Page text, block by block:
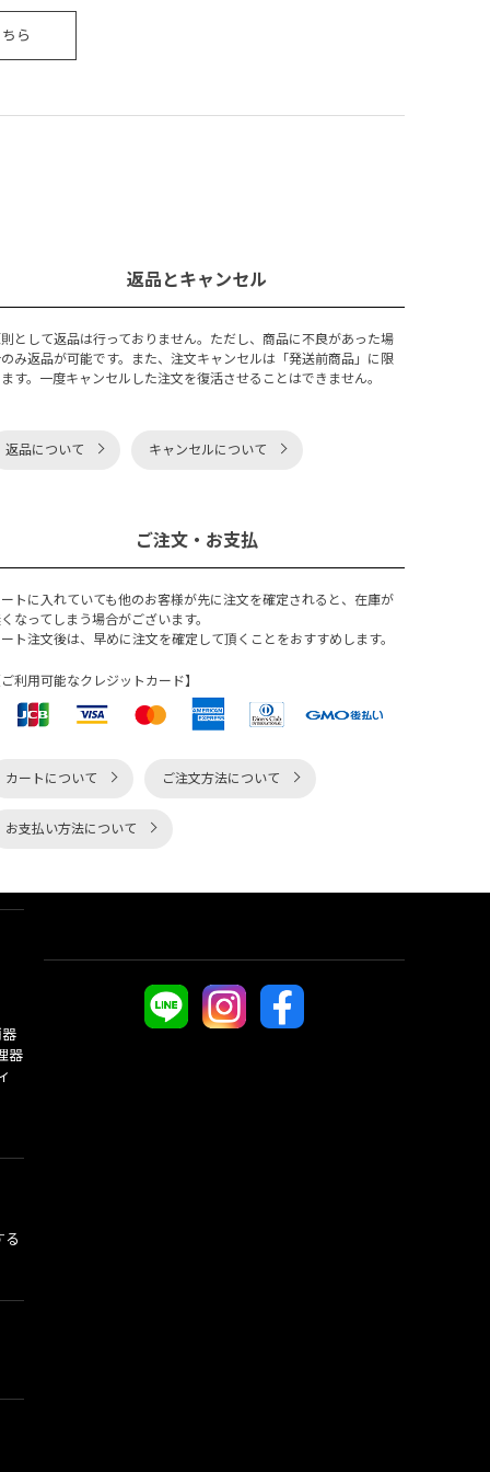
ら
返品とキャンセル
として返品は行っておりません。ただし、商品に不良があった場
み返品が可能です。また、注文キャンセルは「発送前商品」に限
す。一度キャンセルした注文を復活させることはできません。
返品について キャンセルについて
ご注文・お支払
トに入れていても他のお客様が先に注文を確定されると、在庫が
なってしまう場合がございます。
ト注文後は、早めに注文を確定して頂くことをおすすめします。
利用可能なクレジットカード】
カートについて ご注文方法について
お支払い方法について
器
る